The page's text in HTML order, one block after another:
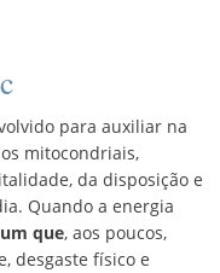
para auxiliar na
mitocondriais,
da disposição e
Quando a energia
que, aos poucos,
desgaste físico e